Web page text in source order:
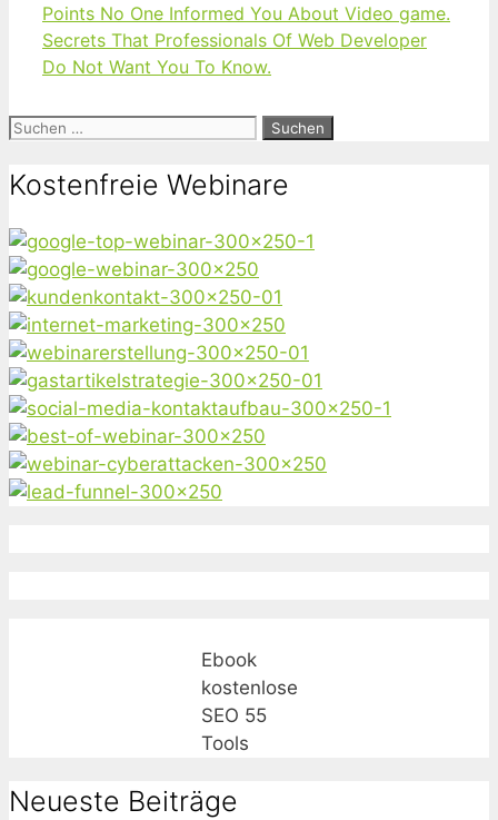
Points No One Informed You About Video game.
Secrets That Professionals Of Web Developer
Do Not Want You To Know.
Suchen
Kostenfreie Webinare
Ebook
kostenlose
SEO 55
Tools
Neueste Beiträge